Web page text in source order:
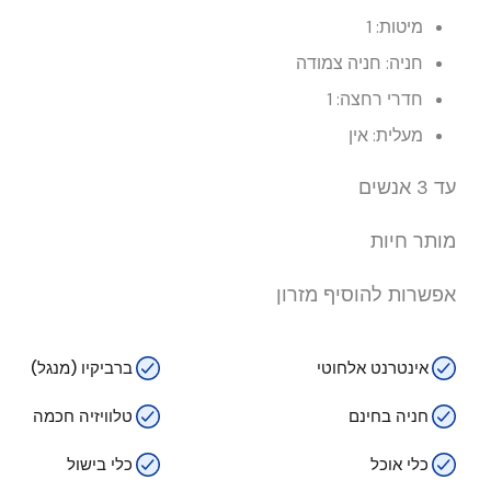
מיטות: 1
חניה: חניה צמודה
חדרי רחצה: 1
מעלית: אין
עד 3 אנשים
מותר חיות
אפשרות להוסיף מזרון
אינטרנט אלחוטי ברביקיו (מנגל)
חניה בחינם טלוויזיה חכמה
כלי אוכל כלי בישול